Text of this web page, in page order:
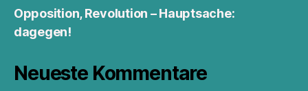
Opposition, Revolution – Hauptsache:
dagegen!
Neueste Kommentare